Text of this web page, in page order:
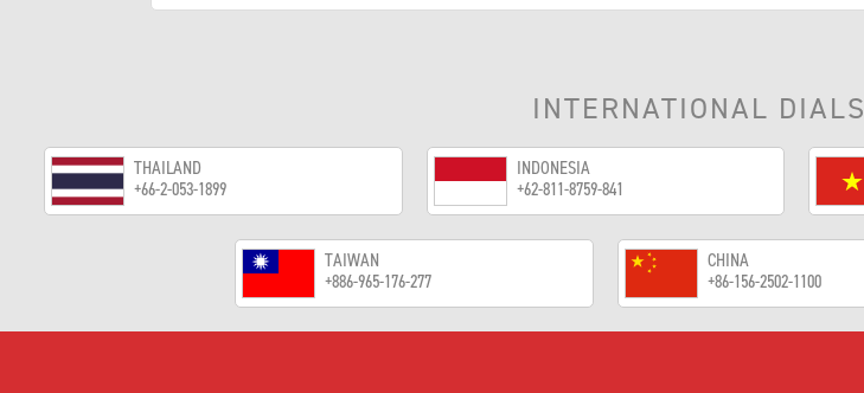
INTERNATIONAL DIALS
THAILAND
+66-2-053-1899
INDONESIA
+62-811-8759-841
TAIWAN
+886-965-176-277
CHINA
+86-156-2502-1100